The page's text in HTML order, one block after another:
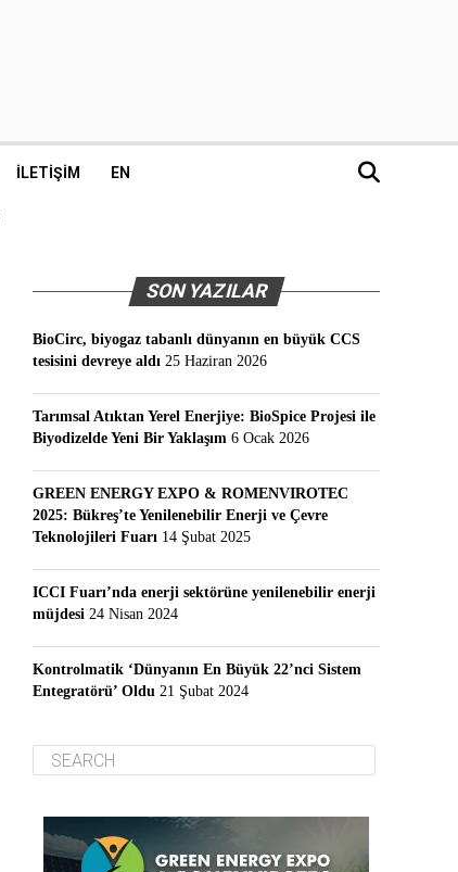
İLETIŞIM EN
SON YAZILAR
BioCirc, biyogaz tabanlı dünyanın en büyük CCS
tesisini devreye aldı 25 Haziran 2026
Tarımsal Atıktan Yerel Enerjiye: BioSpice Projesi ile
Biyodizelde Yeni Bir Yaklaşım 6 Ocak 2026
GREEN ENERGY EXPO & ROMENVIROTEC
2025: Bükreş’te Yenilenebilir Enerji ve Çevre
Teknolojileri Fuarı 14 Şubat 2025
ICCI Fuarı’nda enerji sektörüne yenilenebilir enerji
müjdesi 24 Nisan 2024
Kontrolmatik ‘Dünyanın En Büyük 22’nci Sistem
Entegratörü’ Oldu 21 Şubat 2024